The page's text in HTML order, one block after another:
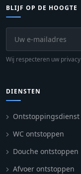
BLIJF OP DE HOOGTE
Wij respecteren uw privacy
DIENSTEN
Ontstoppingsdienst
WC ontstoppen
Douche ontstoppen
Afvoer ontstoppen